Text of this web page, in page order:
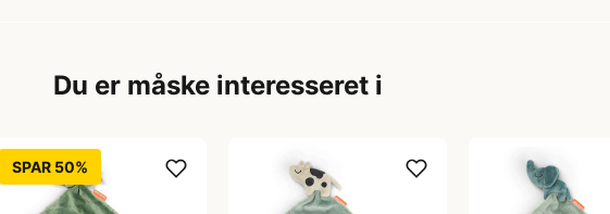
Du er måske interesseret i
SPAR 50%